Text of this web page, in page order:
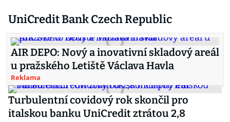
UniCredit Bank Czech Republic
AIR DEPO: Nový a inovativní skladový areál
u pražského Letiště Václava Havla
Reklama
Turbulentní covidový rok skončil pro
italskou banku UniCredit ztrátou 2,8